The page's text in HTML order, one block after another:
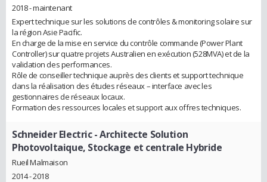
2018 - maintenant
Expert technique sur les solutions de contrôles & monitoring solaire sur
la région Asie Pacific.
En charge de la mise en service du contrôle commande (Power Plant
Controller) sur quatre projets Australien en exécution (528MVA) et de la
validation des performances.
Rôle de conseiller technique auprès des clients et support technique
dans la réalisation des études réseaux – interface avec les
gestionnaires de réseaux locaux.
Formation des ressources locales et support aux offres techniques.
Schneider Electric- Architecte Solution
Photovoltaique, Stockage et centrale Hybride
Rueil Malmaison
2014 - 2018